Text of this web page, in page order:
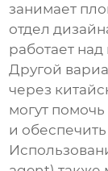
занимает
отдел
работает
Другой
через
могут
и